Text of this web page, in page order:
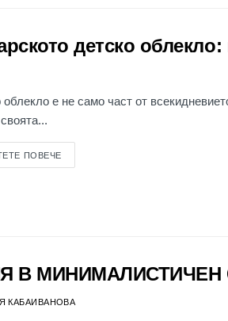
детско
облекло е не само част от
ПОВЕЧЕ
В
КАБАИВАНОВА